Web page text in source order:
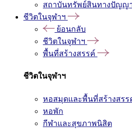
สถาบันทรัพย์สินทางปัญญ
ชีวิตในจุฬาฯ
ย้อนกลับ
ชีวิตในจุฬาฯ
พื้นที่สร้างสรรค์
ชีวิตในจุฬาฯ
หอสมุดและพื้นที่สร้างสรร
หอพัก
กีฬาและสุขภาพนิสิต